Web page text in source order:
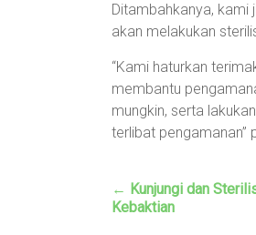
Ditambahkanya, kami
akan melakukan
“Kami haturkan
membantu
mungkin, serta
terlibat pengamanan”
← Kunjungi dan
Kebaktian